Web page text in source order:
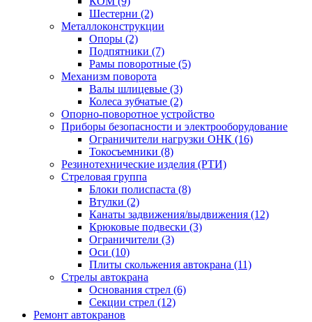
Шестерни (2)
Металлоконструкции
Опоры (2)
Подпятники (7)
Рамы поворотные (5)
Механизм поворота
Валы шлицевые (3)
Колеса зубчатые (2)
Опорно-поворотное устройство
Приборы безопасности и электрооборудование
Ограничители нагрузки ОНК (16)
Токосъемники (8)
Резинотехнические изделия (РТИ)
Стреловая группа
Блоки полиспаста (8)
Втулки (2)
Канаты задвижения/выдвижения (12)
Крюковые подвески (3)
Ограничители (3)
Оси (10)
Плиты скольжения автокрана (11)
Стрелы автокрана
Основания стрел (6)
Секции стрел (12)
Ремонт автокранов